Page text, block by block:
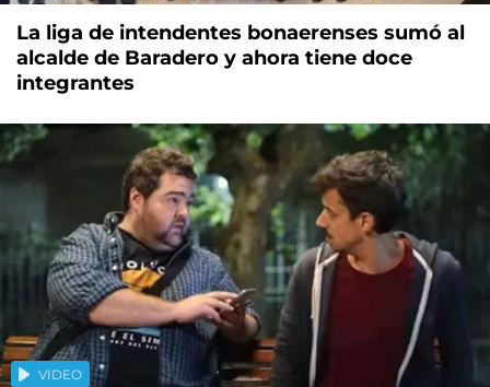
La liga de intendentes bonaerenses sumó al
alcalde de Baradero y ahora tiene doce
integrantes
VIDEO